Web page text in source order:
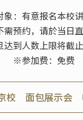
：有意报名本校
预约，请於当日
到人数上限将截
※参加费：免费
校 面包展示会